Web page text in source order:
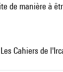
de manière à
Cahiers de